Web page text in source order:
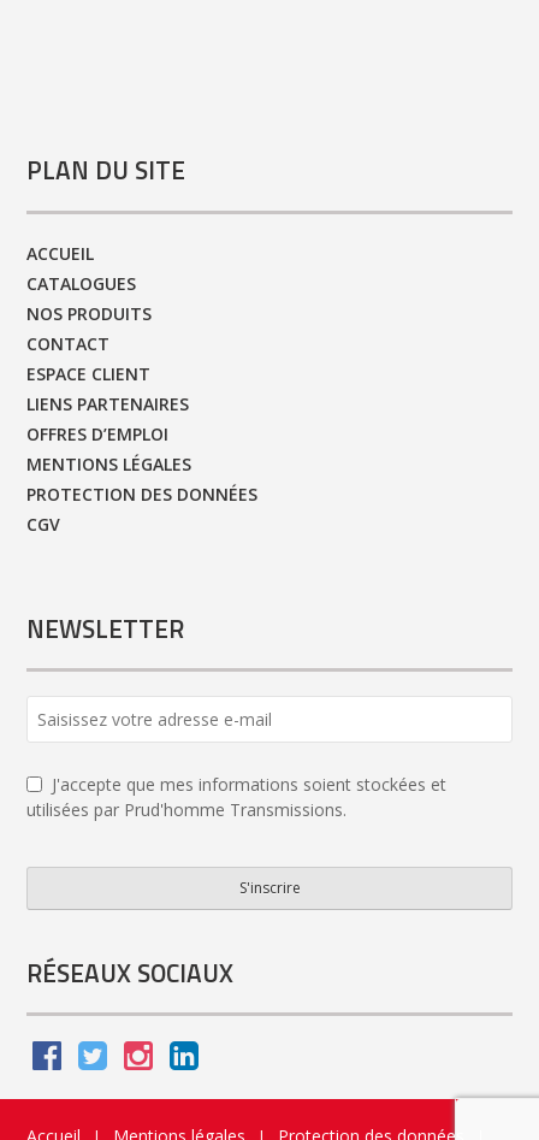
PLAN DU SITE
ACCUEIL
CATALOGUES
NOS PRODUITS
CONTACT
ESPACE CLIENT
LIENS PARTENAIRES
OFFRES D’EMPLOI
MENTIONS LÉGALES
PROTECTION DES DONNÉES
CGV
NEWSLETTER
Number *
J'accepte que mes informations soient stockées et
utilisées par Prud'homme Transmissions.
S'inscrire
RÉSEAUX SOCIAUX